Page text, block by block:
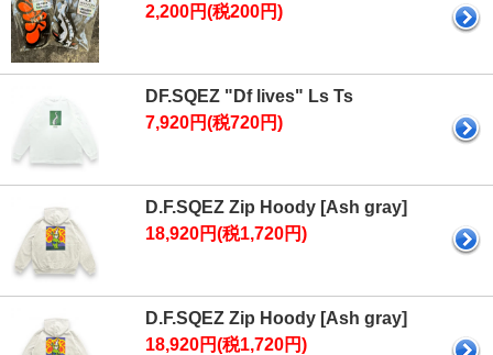
2,200円(税200円)
DF.SQEZ "Df lives" Ls Ts
7,920円(税720円)
D.F.SQEZ Zip Hoody [Ash gray]
18,920円(税1,720円)
D.F.SQEZ Zip Hoody [Ash gray]
18,920円(税1,720円)